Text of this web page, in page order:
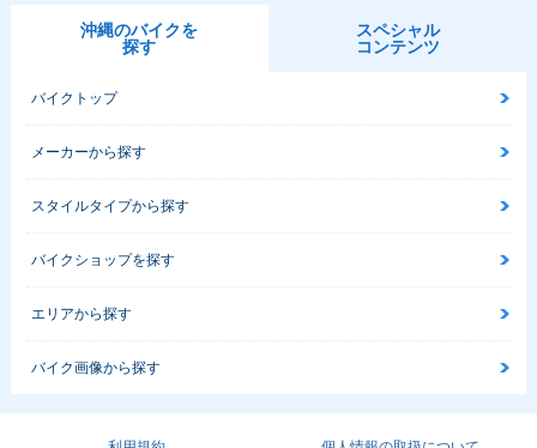
沖縄のバイクを
探す
スペシャル
コンテンツ
バイクトップ
メーカーから探す
スタイルタイプから探す
バイクショップを探す
エリアから探す
バイク画像から探す